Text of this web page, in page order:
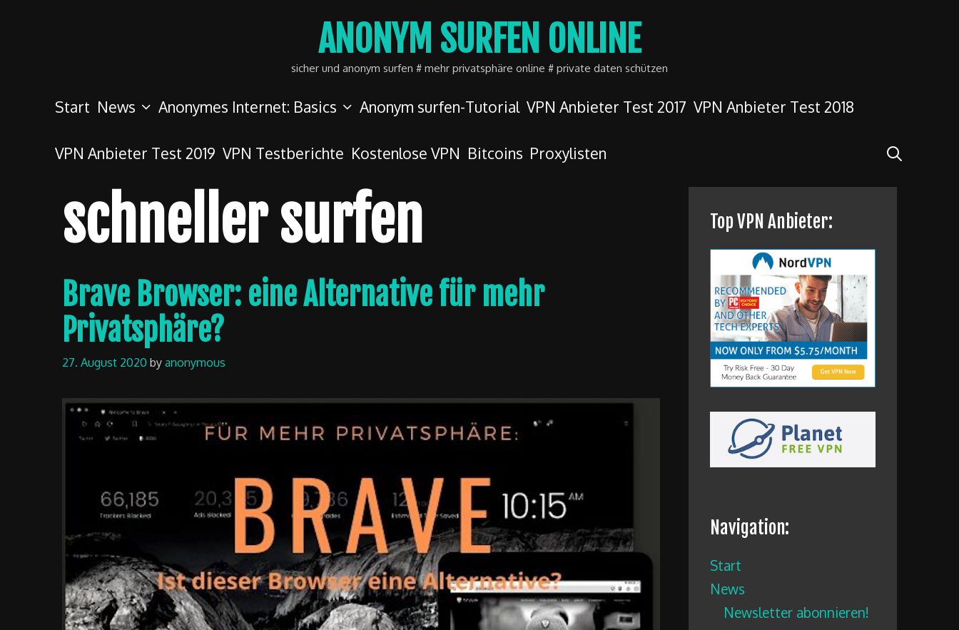
ANONYM SURFEN ONLINE
sicher und anonym surfen # mehr privatsphäre online # private daten schützen
Start News Anonymes Internet: Basics Anonym surfen-Tutorial VPN Anbieter Test 2017 VPN Anbieter Test 2018
VPN Anbieter Test 2019 VPN Testberichte Kostenlose VPN Bitcoins Proxylisten
schneller surfen
Brave Browser: eine Alternative für mehr
Privatsphäre?
27. August 2020 byanonymous
Top VPN Anbieter:
Navigation:
Start
News
Newsletter abonnieren!